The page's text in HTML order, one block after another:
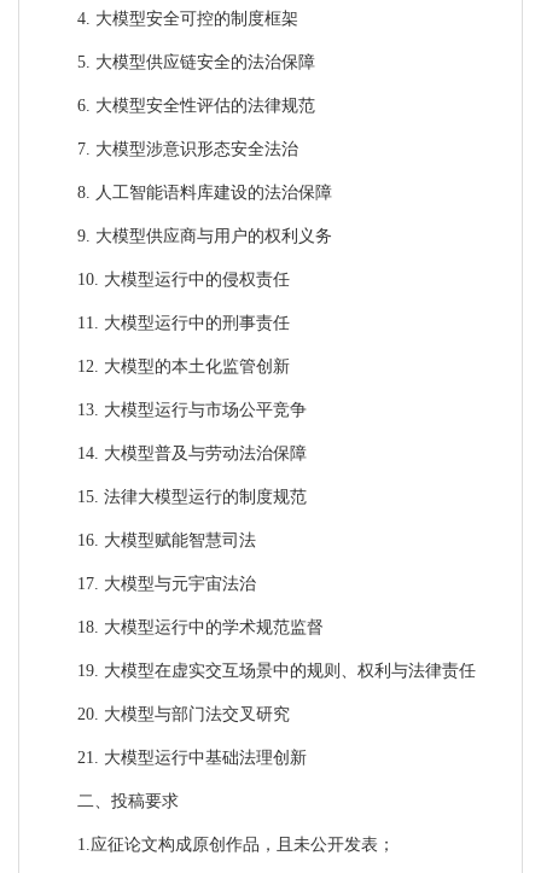
4. 大模型安全可控的制度框架
5. 大模型供应链安全的法治保障
6. 大模型安全性评估的法律规范
7. 大模型涉意识形态安全法治
8. 人工智能语料库建设的法治保障
9. 大模型供应商与用户的权利义务
10. 大模型运行中的侵权责任
11. 大模型运行中的刑事责任
12. 大模型的本土化监管创新
13. 大模型运行与市场公平竞争
14. 大模型普及与劳动法治保障
15. 法律大模型运行的制度规范
16. 大模型赋能智慧司法
17. 大模型与元宇宙法治
18. 大模型运行中的学术规范监督
19. 大模型在虚实交互场景中的规则、权利与法律责任
20. 大模型与部门法交叉研究
21. 大模型运行中基础法理创新
二、投稿要求
1. 应征论文构成原创作品，且未公开发表；